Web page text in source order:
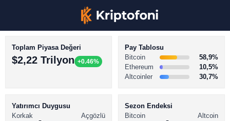
BİTCOİN HABERLERİ
Toplam Piyasa Değeri
$2,22 Trilyon +0.46%
Pay Tablosu
Bitcoin
58,9%
Ethereum
10,5%
Altcoinler
30,7%
Yatırımcı Duygusu
Korkak
Açgözlü
Sezon Endeksi
Bitcoin
Altcoin